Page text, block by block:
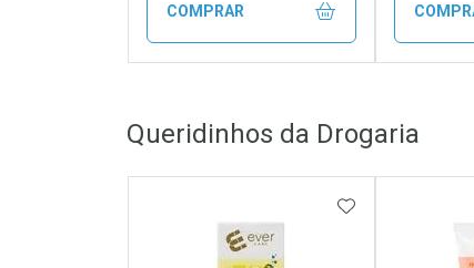
COMPRAR
Laboratório
Por Menos Por
Queridinhos da Drogaria
ADICIONAR